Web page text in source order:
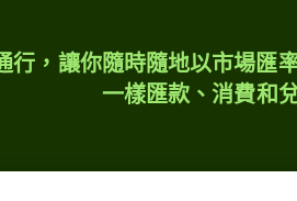
行，讓你隨時隨地以市場匯
一樣匯款、消費和